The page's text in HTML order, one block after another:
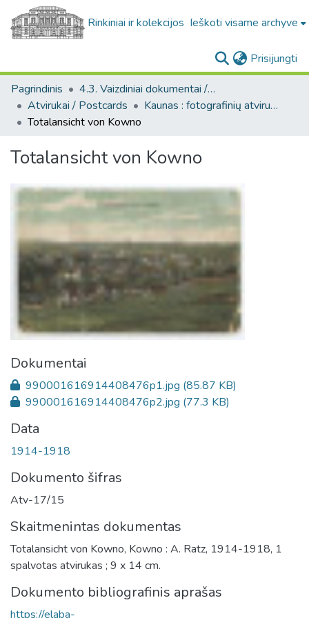
Rinkiniai ir kolekcijos Ieškoti visame archyve
Prisijungti
Pagrindinis
4.3. Vaizdiniai dokumentai / Visual documents
Atvirukai / Postcards
Kaunas : fotografinių atvirukų rinkinys, [1906-1991]
Totalansicht von Kowno
Totalansicht von Kowno
Dokumentai
990001616914408476p1.jpg (85.87 KB)
990001616914408476p2.jpg (77.3 KB)
Data
1914-1918
Dokumento šifras
Atv-17/15
Skaitmenintas dokumentas
Totalansicht von Kowno, Kowno : A. Ratz, 1914-1918, 1
spalvotas atvirukas ; 9 x 14 cm.
Dokumento bibliografinis aprašas
https://elaba-